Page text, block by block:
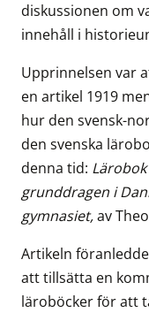
diskussionen om
innehåll i
Upprinnelsen var
en artikel 1919
hur den svensk-
den svenska
denna tid:
grunddragen i
gymnasiet,av
Artikeln
att tillsätta en
läroböcker för att